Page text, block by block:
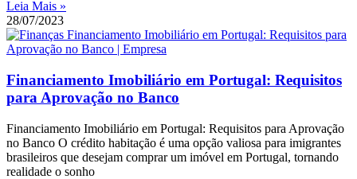
Leia Mais »
28/07/2023
Financiamento Imobiliário em Portugal: Requisitos
para Aprovação no Banco
Financiamento Imobiliário em Portugal: Requisitos para Aprovação
no Banco O crédito habitação é uma opção valiosa para imigrantes
brasileiros que desejam comprar um imóvel em Portugal, tornando
realidade o sonho